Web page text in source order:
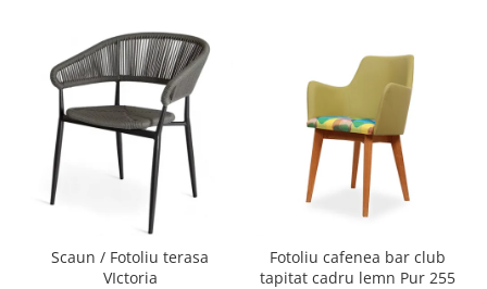
Scaun / Fotoliu terasa
VIctoria
Fotoliu cafenea bar club
tapitat cadru lemn Pur 255